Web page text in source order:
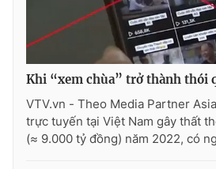
Khi “xem chùa” trở thành thói
VTV.vn - Theo Media Partner
trực tuyến tại Việt Nam gây thất
(≈ 9.000 tỷ đồng) năm 2022, có